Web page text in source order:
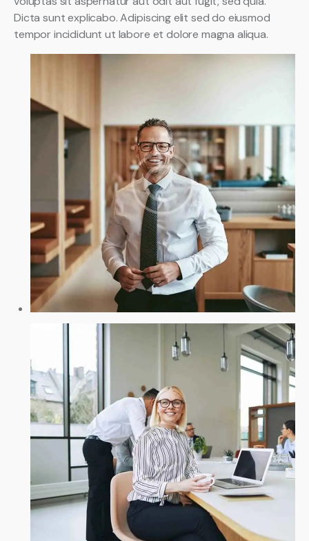
Dicta sunt explicabo. Adipiscing elit sed do eiusmod
tempor incididunt ut labore et dolore magna aliqua.